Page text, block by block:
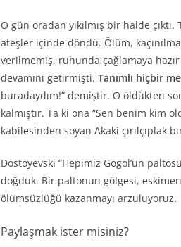
O gün oradan yıkılmış bir halde çıktı.
ateşler içinde döndü. Ölüm,
verilmemiş, ruhunda çağlamaya
devamını getirmişti. Tanımlı hiçbir
buradaydım!” demiştir. O öldükten
kalmıştır. Ta ki ona “Sen benim kim
kabilesinden soyan Akaki çırılçıplak
Dostoyevski “Hepimiz Gogol’un
doğduk. Bir paltonun gölgesi,
ölümsüzlüğü kazanmayı arzuluyoruz.
Paylaşmak ister misiniz?